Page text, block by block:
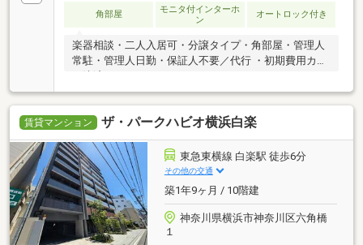
角部屋
モニタ付インターホ
ン
オートロック付き
楽器相談・二人入居可・分譲タイプ・角部屋・管理人
常駐・管理人日勤・保証人不要／代行 ・初期費用カー
賃貸マンション ザ・パークハビオ横浜白楽
東急東横線 白楽駅 徒歩6分
その他の交通
築1年9ヶ月 / 10階建
神奈川県横浜市神奈川区六角橋
１